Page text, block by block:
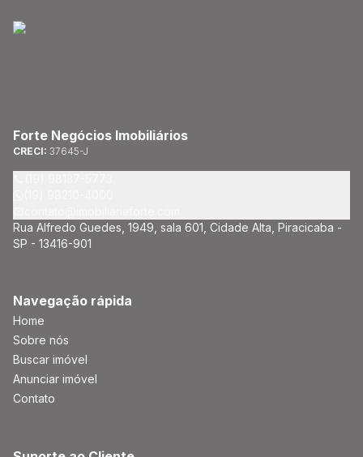
Forte Negócios Imobiliários
CRECI: 37645-J
Rua Alfredo Guedes, 1949, sala 601, Cidade Alta, Piracicaba -
SP - 13416-901
Navegação rápida
Home
Sobre nós
Buscar imóvel
Anunciar imóvel
Contato